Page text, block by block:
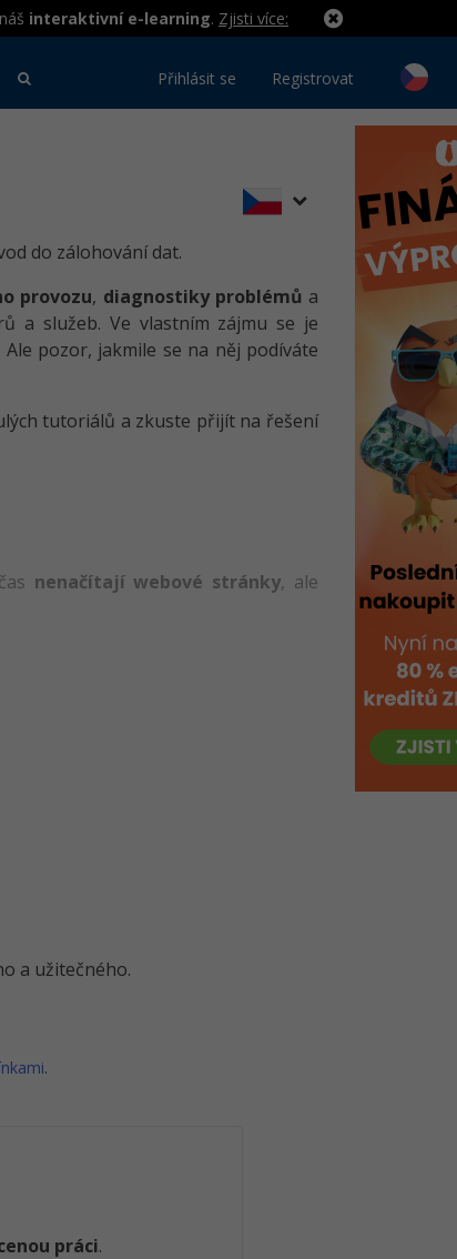
interaktivní e-learning. Zjisti více:
Přihlásit se Registrovat
do zálohování dat.
provozu, diagnostiky problémů a
a služeb. Ve vlastním zájmu se je
pozor, jakmile se na něj podíváte
tutoriálů a zkuste přijít na řešení
nenačítají webové stránky, ale
a užitečného.
.
práci.